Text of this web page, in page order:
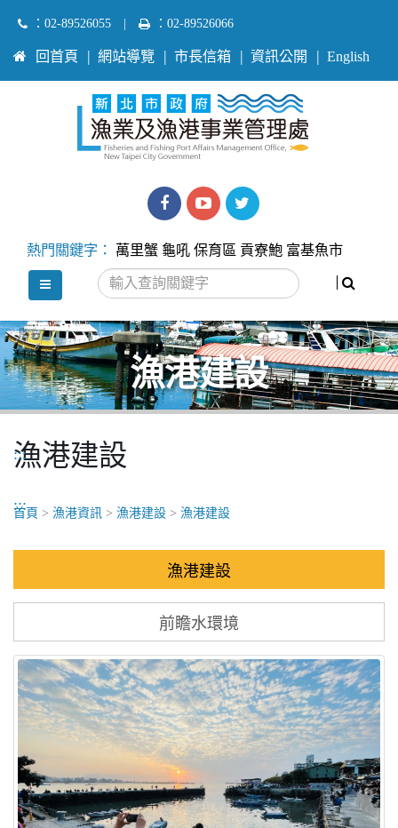
主
要
：02-89526055 ：02-89526066
::: 回首頁 網站導覽 市長信箱 資訊公開 English
漁
處
facebook
漁
處
youtube
Twitter
熱門關鍵字： 萬里蟹 龜吼 保育區 貢寮鮑 富基魚市
選單
漁港建設
:::
漁港建設
:::
首頁 > 漁港資訊 > 漁港建設 > 漁港建設
漁港建設
前瞻水環境